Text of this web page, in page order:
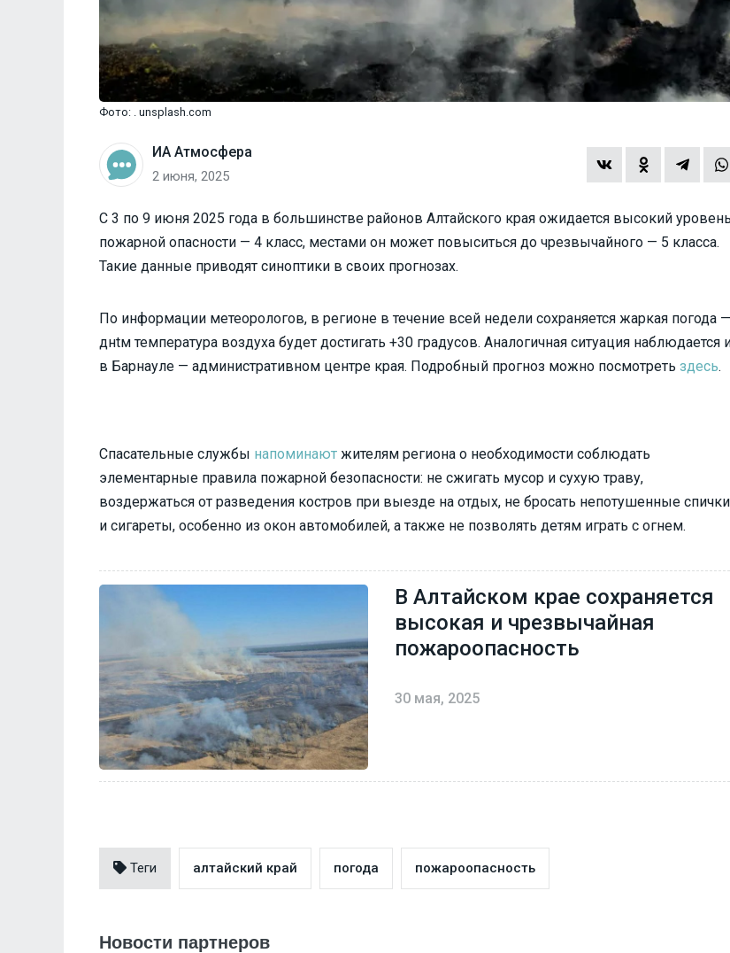
Фото: . unsplash.com
ИА Атмосфера
2 июня, 2025
С 3 по 9 июня 2025 года в большинстве районов Алтайского края ожидается высокий уровень
пожарной опасности — 4 класс, местами он может повыситься до чрезвычайного — 5 класса.
Такие данные приводят синоптики в своих прогнозах.
По информации метеорологов, в регионе в течение всей недели сохраняется жаркая погода —
днtм температура воздуха будет достигать +30 градусов. Аналогичная ситуация наблюдается
в Барнауле — административном центре края. Подробный прогноз можно посмотреть здесь.
Спасательные службы напоминают жителям региона о необходимости соблюдать
элементарные правила пожарной безопасности: не сжигать мусор и сухую траву,
воздержаться от разведения костров при выезде на отдых, не бросать непотушенные спички
и сигареты, особенно из окон автомобилей, а также не позволять детям играть с огнем.
В Алтайском крае сохраняется
высокая и чрезвычайная
пожароопасность
30 мая, 2025
Теги алтайский край погода пожароопасность
Новости партнеров